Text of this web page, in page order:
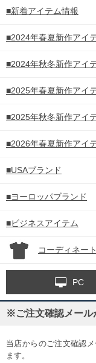
■新着アイテム情報
■2024年春夏新作アイ
■2024年秋冬新作アイ
■2025年春夏新作アイ
■2025年秋冬新作アイ
■2026年春夏新作アイ
■USAブランド
■ヨーロッパブランド
■ビジネスアイテム
コーディネート
PC
※ご注文確認メール
当店からのご注文確認
ます。